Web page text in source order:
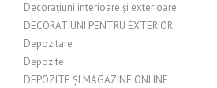
Decorațiuni interioare și exterioare
DECORATIUNI PENTRU EXTERIOR
Depozitare
Depozite
DEPOZITE ȘI MAGAZINE ONLINE